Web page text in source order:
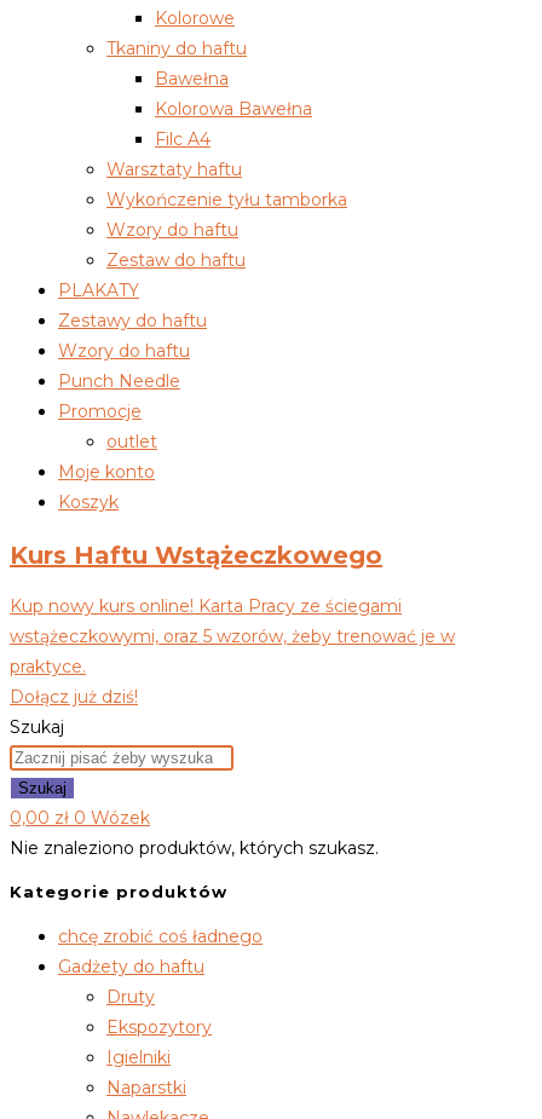
Kolorowe
Tkaniny do haftu
Bawełna
Kolorowa Bawełna
Filc A4
Warsztaty haftu
Wykończenie tyłu tamborka
Wzory do haftu
Zestaw do haftu
PLAKATY
Zestawy do haftu
Wzory do haftu
Punch Needle
Promocje
outlet
Moje konto
Koszyk
Kurs Haftu Wstążeczkowego
Kup nowy kurs online! Karta Pracy ze ściegami
wstążeczkowymi, oraz 5 wzorów, żeby trenować je w
praktyce.
Dołącz już dziś!
Szukaj
Szukaj
0,00 zł 0 Wózek
Nie znaleziono produktów, których szukasz.
Kategorie produktów
chcę zrobić coś ładnego
Gadżety do haftu
Druty
Ekspozytory
Igielniki
Naparstki